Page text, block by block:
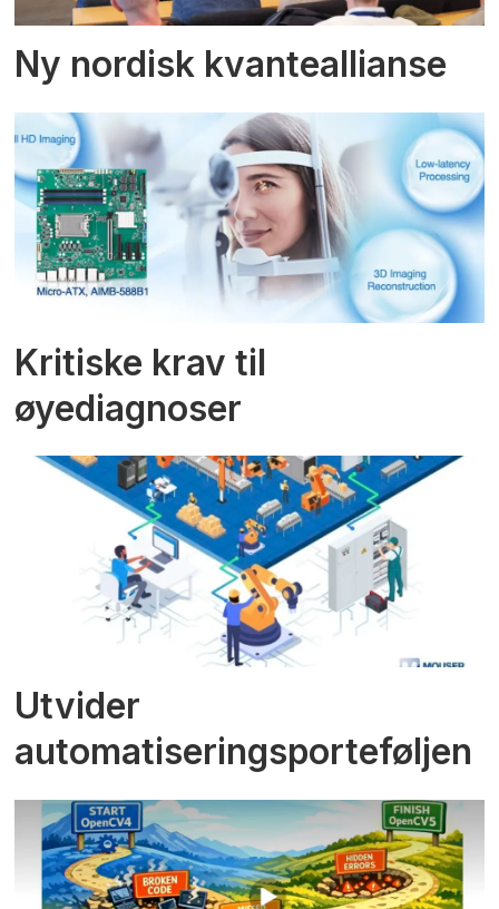
Ny nordisk kvanteallianse
Kritiske krav til
øyediagnoser
Utvider
automatiseringsporteføljen